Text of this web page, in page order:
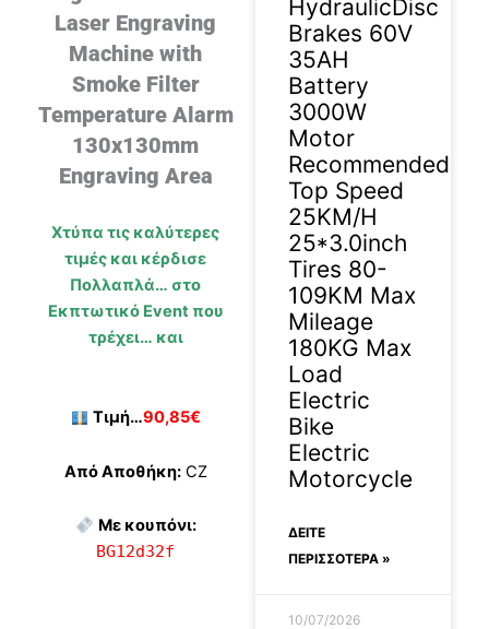
Laser Engraving
Machine with
Smoke Filter
Temperature Alarm
130x130mm
Engraving Area
Χτύπα τις καλύτερες
τιμές και κέρδισε
Πολλαπλά… στο
Εκπτωτικό Event που
τρέχει… και
Τιμή…90,85€
Από Αποθήκη:CZ
Με κουπόνι:
BG12d32f
HydraulicDisc
Brakes 60V
35AH
Battery
3000W
Motor
Recommended
Top Speed
25KM/H
25*3.0inch
Tires 80-
109KM Max
Mileage
180KG Max
Load
Electric
Bike
Electric
Motorcycle
ΔΕΊΤΕ
ΠΕΡΙΣΣΟΤΕΡΑ »
10/07/2026